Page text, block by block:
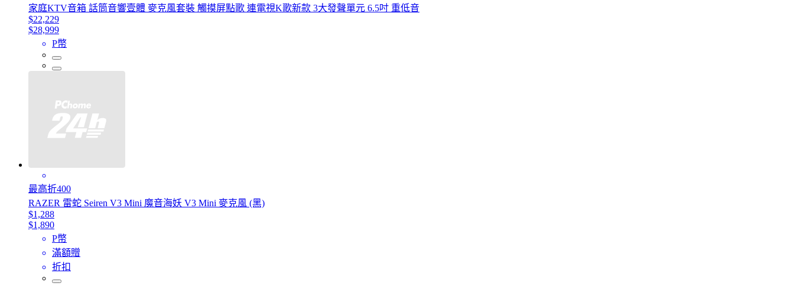
家庭KTV音箱 話筒音響壹體 麥克風套裝 觸摸屏點歌 連電視K歌新款 3大發聲單元 6.5吋 重低音
$22,229
$28,999
P幣
最高折400
RAZER 雷蛇 Seiren V3 Mini 魔音海妖 V3 Mini 麥克風 (黑)
$1,288
$1,890
P幣
滿額贈
折扣